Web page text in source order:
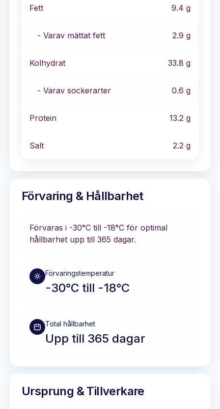
Fett 9.4 g
- Varav mättat fett 2.9 g
Kolhydrat 33.8 g
- Varav sockerarter 0.6 g
Protein 13.2 g
Salt 2.2 g
Förvaring & Hållbarhet
Förvaras i -30°C till -18°C för optimal
hållbarhet upp till 365 dagar.
Förvaringstemperatur
-30°C till -18°C
Total hållbarhet
Upp till 365 dagar
Ursprung & Tillverkare